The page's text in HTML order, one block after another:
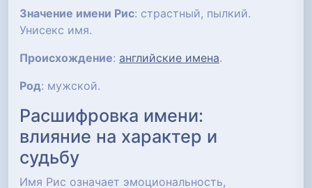
Значение имени Рис: страстный, пылкий.
Унисекс имя.
Происхождение: английские имена.
Род: мужской.
Расшифровка имени:
влияние на характер и
судьбу
Имя Рис означает эмоциональность,